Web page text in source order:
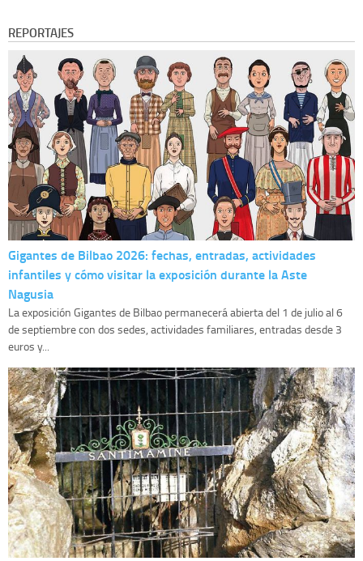
REPORTAJES
Gigantes de Bilbao 2026: fechas, entradas, actividades
infantiles y cómo visitar la exposición durante la Aste
Nagusia
La exposición Gigantes de Bilbao permanecerá abierta del 1 de julio al 6
de septiembre con dos sedes, actividades familiares, entradas desde 3
euros y...